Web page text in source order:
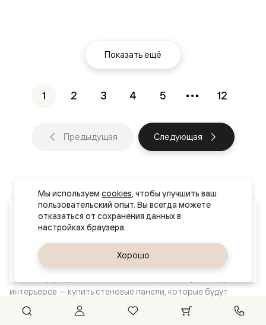
Ваш город
Хабаровск
Показать ещё
1 2 3 4 5 12
Предыдущая Следующая
интерьеров — купить стеновые панели, которые будут
гармонично сочетаться с межкомнатными дверями,
перегородками и плинтусами. Вы можете выбрать изделия
Мы используем cookies, чтобы улучшить ваш
пользовательский опыт. Вы всегда можете
отказаться от сохранения данных в
Хорошо